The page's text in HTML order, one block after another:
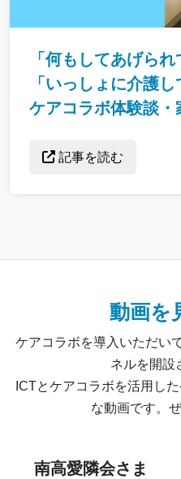
「何もしてあげられ
「いっしょに介護
ケアコラボ体験談・
記事を読む
動画を
ケアコラボを導入いただい
ネルを開設
ICTとケアコラボを活用し
な動画です。
南高愛隣会さま